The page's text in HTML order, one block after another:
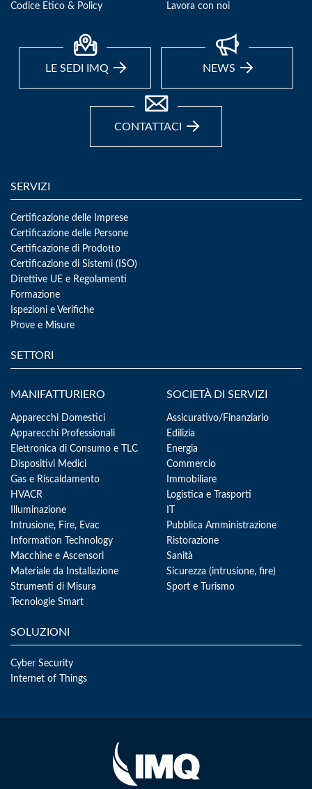
Codice Etico & Policy
Lavora con noi
LE SEDI IMQ NEWS
CONTATTACI
SERVIZI
Certificazione delle Imprese
Certificazione delle Persone
Certificazione di Prodotto
Certificazione di Sistemi (ISO)
Direttive UE e Regolamenti
Formazione
Ispezioni e Verifiche
Prove e Misure
SETTORI
MANIFATTURIERO
Apparecchi Domestici
Apparecchi Professionali
Elettronica di Consumo e TLC
Dispositivi Medici
Gas e Riscaldamento
HVACR
Illuminazione
Intrusione, Fire, Evac
Information Technology
Macchine e Ascensori
Materiale da Installazione
Strumenti di Misura
Tecnologie Smart
SOCIETÀ DI SERVIZI
Assicurativo/Finanziario
Edilizia
Energia
Commercio
Immobiliare
Logistica e Trasporti
Pubblica Amministrazione
Ristorazione
Sanità
Sicurezza (intrusione, fire)
Sport e Turismo
SOLUZIONI
Cyber Security
Internet of Things